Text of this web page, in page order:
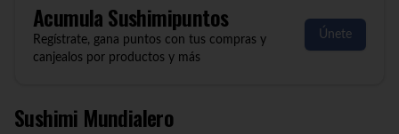
AcumulaSushimipuntos
Regístrate, gana puntos con tus compras y
canjealos por productos y más
Únete
Sushimi Mundialero